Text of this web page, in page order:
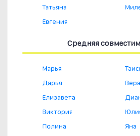
Татьяна
Евгения
Средняя
Марья
Дарья
Елизавета
Виктория
Полина
Вера
Яна